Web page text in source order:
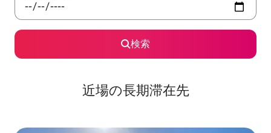
検索
近場の長期滞在先